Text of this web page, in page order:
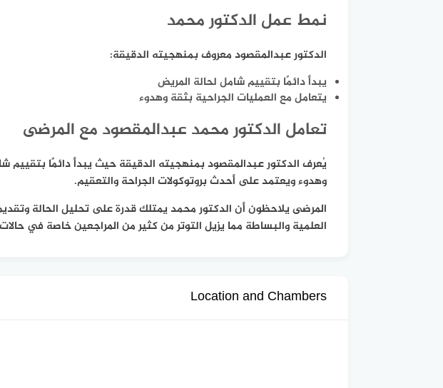
نمط عمل الدكتور محمد
الدكتور عبدالمقصود معروف بمنهجيته الدقيقة:
يبدأ دائمًا بتقييم شامل لحالة المريض
يتعامل مع العمليات الجراحية بثقة وهدوء
تعامل الدكتور محمد عبدالمقصود مع المرضى
يُعرف الدكتور عبدالمقصود بمنهجيته الدقيقة حيث يبدأ دائمًا بتقييم
وهدوء ويعتمد على أحدث بروتوكولات الجراحة والتعقيم.
المرضى يلاحظون أن الدكتور محمد يمتلك قدرة على تحليل الحالة
العلمية والبساطة مما يزيل التوتر من كثير من المراجعين خاصة في حالات
Location and Chambers